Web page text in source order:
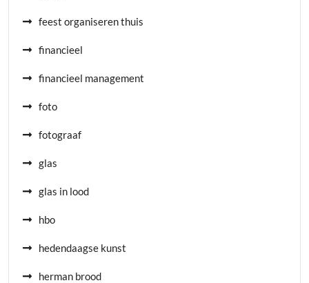
feest organiseren thuis
financieel
financieel management
foto
fotograaf
glas
glas in lood
hbo
hedendaagse kunst
herman brood